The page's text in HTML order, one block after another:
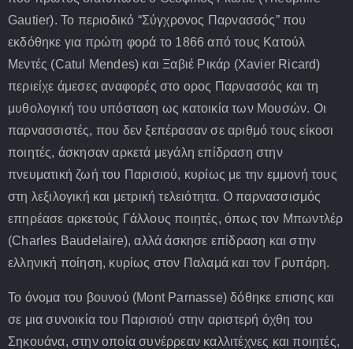
Gautier). Το περιοδικό “Σύγχρονος Παρνασσός” που
εκδόθηκε για πρώτη φορά το 1866 από τους Κατούλ
Μεντές (Catul Mendes) και Ξαβιέ Ρικάρ (Xavier Ricard)
περιείχε άμεσες αναφορές στο ορος Παρνασσός και τη
μυθολογική του υπόσταση ως κατοικία των Μουσών. Οι
παρνασσιστές, που δεν ξεπέρασαν σε αριθμό τους είκοσι
ποιητές, άσκησαν αρκετά μεγάλη επίδραση στην
πνευματική ζωή του Παρισιού, κυρίως με την εμμονή τους
στη λεξιλογική και μετρική τελειότητα. Ο παρνασσισμός
επηρέασε αρκετούς Γάλλους ποιητές, όπως τον Μπωντλέρ
(Charles Baudelaire), αλλά άσκησε επίδραση και στην
ελληνική ποίηση, κυρίως στον Παλαμά και τον Γρυπάρη.
Το όνομα του βουνού (Mont Parnasse) δόθηκε επισης και
σε μια συνοικία του Παρισιού στην αριστερή όχθη του
Σηκουάνα, στην οποία συνέρρεαν καλλιτέχνες και ποιητές,